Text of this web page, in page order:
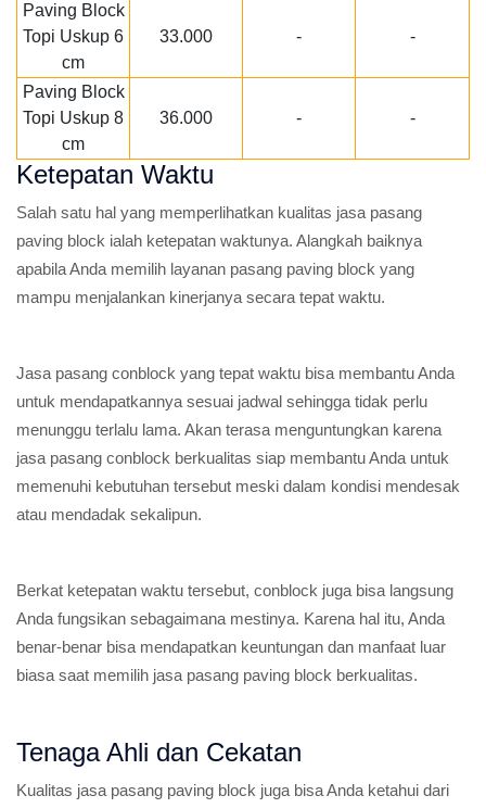
Paving Block
Topi Uskup 6
cm
33.000 - -
Paving Block
Topi Uskup 8
cm
36.000 - -
Ketepatan Waktu
Salah satu hal yang memperlihatkan kualitas jasa pasang
paving block ialah ketepatan waktunya. Alangkah baiknya
apabila Anda memilih layanan pasang paving block yang
mampu menjalankan kinerjanya secara tepat waktu.
Jasa pasang conblock yang tepat waktu bisa membantu Anda
untuk mendapatkannya sesuai jadwal sehingga tidak perlu
menunggu terlalu lama. Akan terasa menguntungkan karena
jasa pasang conblock berkualitas siap membantu Anda untuk
memenuhi kebutuhan tersebut meski dalam kondisi mendesak
atau mendadak sekalipun.
Berkat ketepatan waktu tersebut, conblock juga bisa langsung
Anda fungsikan sebagaimana mestinya. Karena hal itu, Anda
benar-benar bisa mendapatkan keuntungan dan manfaat luar
biasa saat memilih jasa pasang paving block berkualitas.
Tenaga Ahli dan Cekatan
Kualitas jasa pasang paving block juga bisa Anda ketahui dari